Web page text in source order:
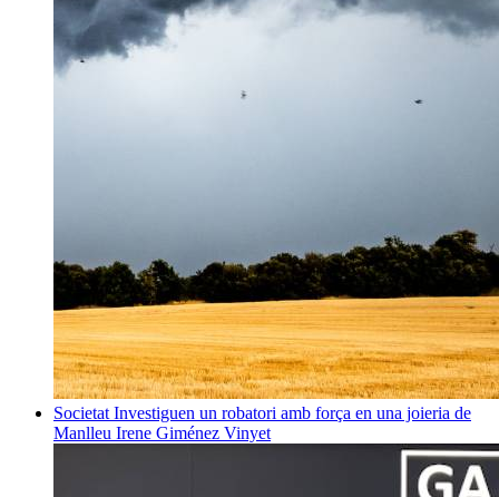
Societat Investiguen un robatori amb força en una joieria de
Manlleu Irene Giménez Vinyet